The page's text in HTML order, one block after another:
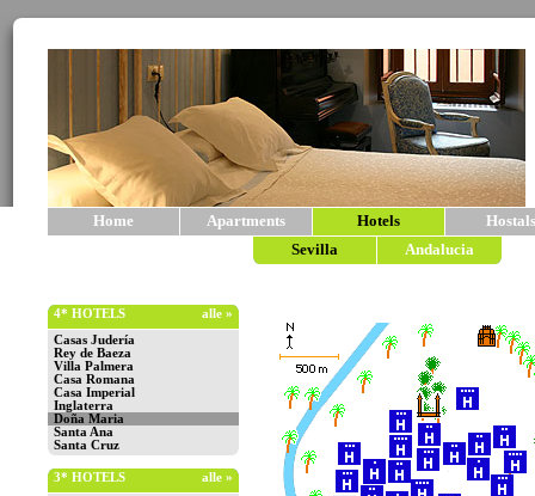
Home Apartments Hotels
Hostals
Sevilla
Andalucia
alle »
4* HOTELS
Casas Judería
Rey de Baeza
Villa Palmera
Casa Romana
Casa Imperial
Inglaterra
Doña Maria
Santa Ana
Santa Cruz
alle »
3* HOTELS